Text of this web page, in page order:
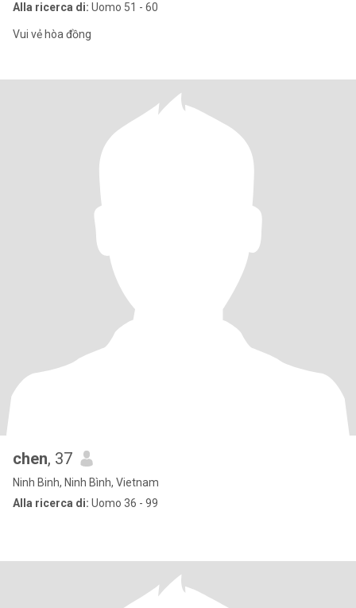
Alla ricerca di: Uomo 51 - 60
Vui vẻ hòa đồng
chen, 37
Ninh Binh, Ninh Bình, Vietnam
Alla ricerca di: Uomo 36 - 99